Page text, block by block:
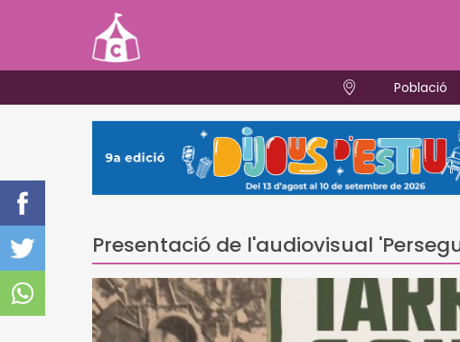
Població
Presentació de l'audiovisual